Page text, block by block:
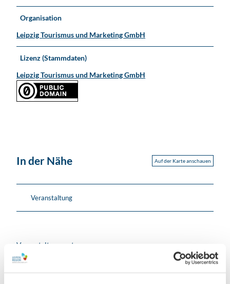
Organisation
Leipzig Tourismus und Marketing GmbH
Lizenz (Stammdaten)
Leipzig Tourismus und Marketing GmbH
In der Nähe Auf der Karte anschauen
Veranstaltung
Veranstaltungsort
Schloss Hartenfels
Schloßstraße 27